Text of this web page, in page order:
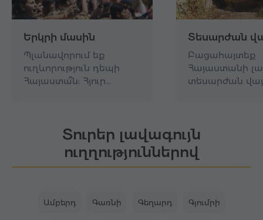
Երկրի մասին
Պլանավորում եք
ուղևորություն դեպի
Հայաստա՞ն: Հյուր…
Տեսարժան
Բացահայտեք
Հայաստանի
տեսարժան
Տուրեր լավագույն
ուղղություններով
Ամբերդ Գառնի Գեղարդ Գյումրի